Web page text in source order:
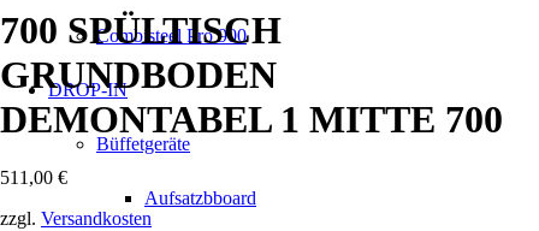
Combisteel Pro 900
DROP-IN
Büffetgeräte
Aufsatzbboard
700 SPÜLTISCH
GRUNDBODEN
DEMONTABEL 1 MITTE 700
511,00 €
zzgl. Versandkosten